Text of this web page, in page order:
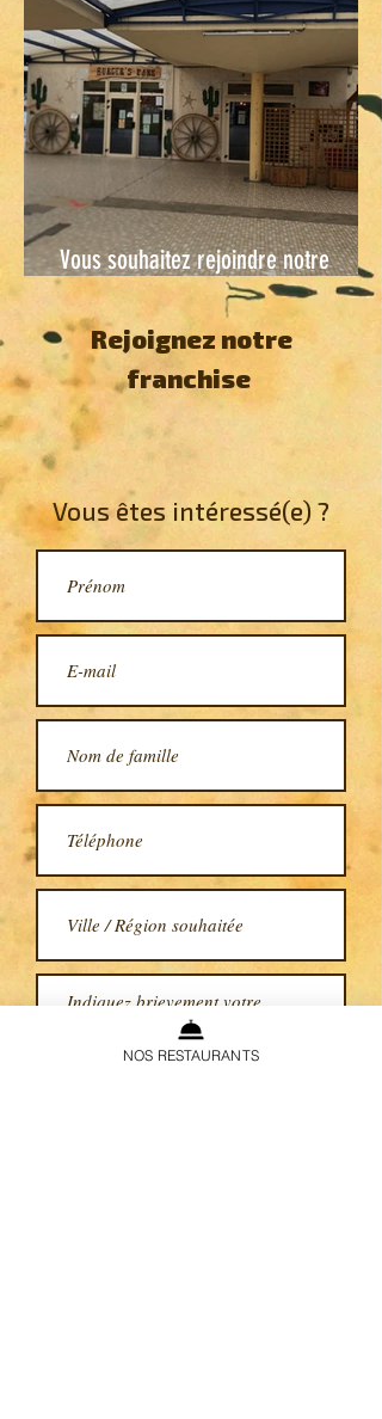
Vous souhaitez rejoindre notre
enseigne ?
Rejoignez notre
franchise
Vous êtes intéressé(e) ?
NOS RESTAURANTS